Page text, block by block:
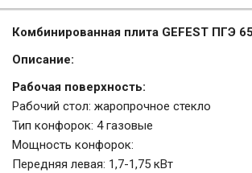
Комбинированная плита GEFEST ПГЭ
Описание:
Рабочая поверхность:
Рабочий стол: жаропрочное стекло
Тип конфорок: 4 газовые
Мощность конфорок:
Передняя левая: 1,7-1,75 кВт